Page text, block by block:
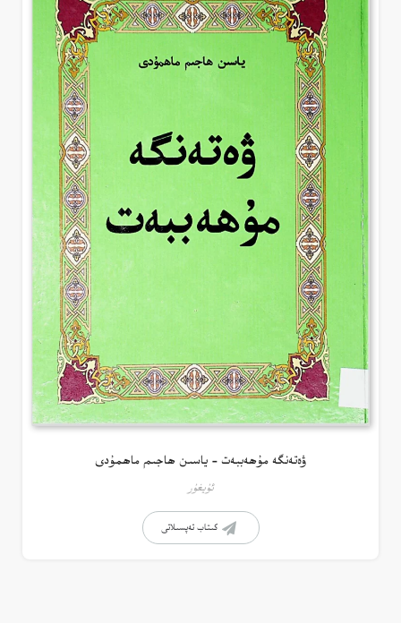
ۋەتەنگە مۇھەببەت – ياسىن ھاجىم ماھمۇدى
ئۇيغۇر
كىتاب تەپسىلاتى